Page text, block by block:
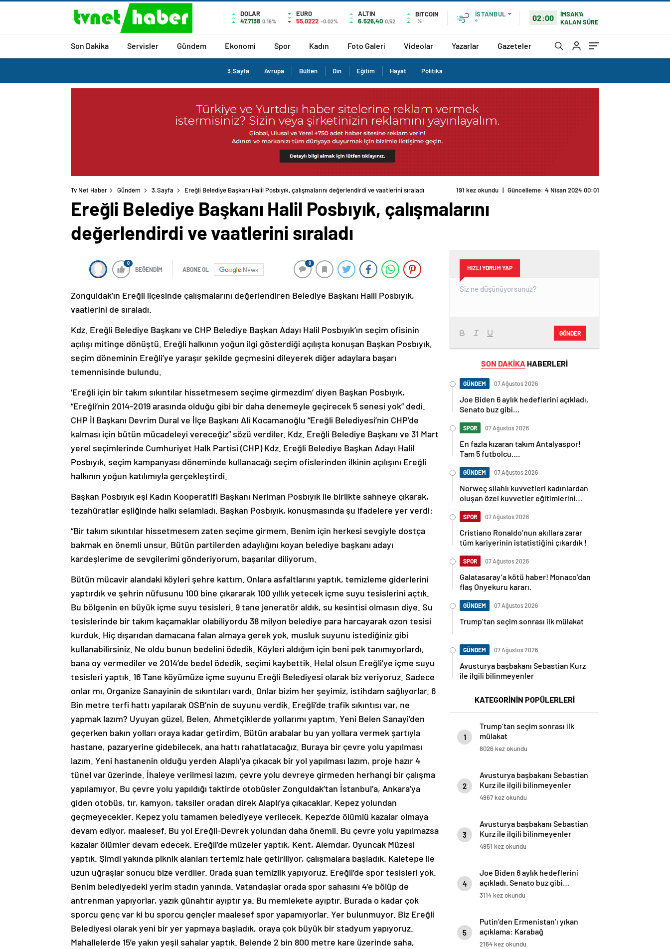
DOLAR
47,7138 0.16%
EURO
55,0222 -0.02%
ALTIN
6.526,40 0,52
BITCOIN
%
İSTANBUL
°
02:00
İMSAK'A
KALAN SÜRE
Son Dakika Servisler Gündem Ekonomi Spor Kadın Foto Galeri Videolar Yazarlar Gazeteler
3.Sayfa Avrupa Bülten Din Eğitim Hayat Politika
Tv Net Haber Gündem 3.Sayfa Ereğli Belediye Başkanı Halil Posbıyık, çalışmalarını değerlendirdi ve vaatlerini sıraladı 191 kez okundu | Güncelleme: 4 Nisan 2024 00:01
Ereğli Belediye Başkanı Halil Posbıyık, çalışmalarını
değerlendirdi ve vaatlerini sıraladı
0
BEĞENDİM ABONE OL News
0
Zonguldak’ın Ereğli ilçesinde çalışmalarını değerlendiren Belediye Başkanı Halil Posbıyık,
vaatlerini de sıraladı.
Kdz. Ereğli Belediye Başkanı ve CHP Belediye Başkan Adayı Halil Posbıyık’ın seçim ofisinin
açılışı mitinge dönüştü. Ereğli halkının yoğun ilgi gösterdiği açılışta konuşan Başkan Posbıyık,
seçim döneminin Ereğli’ye yaraşır şekilde geçmesini dileyerek diğer adaylara başarı
temennisinde bulundu.
‘Ereğli için bir takım sıkıntılar hissetmesem seçime girmezdim’ diyen Başkan Posbıyık,
“Ereğli’nin 2014-2019 arasında olduğu gibi bir daha denemeyle geçirecek 5 senesi yok” dedi.
CHP İl Başkanı Devrim Dural ve İlçe Başkanı Ali Kocamanoğlu “Ereğli Belediyesi’nin CHP’de
kalması için bütün mücadeleyi vereceğiz” sözü verdiler. Kdz. Ereğli Belediye Başkanı ve 31 Mart
yerel seçimlerinde Cumhuriyet Halk Partisi (CHP) Kdz. Ereğli Belediye Başkan Adayı Halil
Posbıyık, seçim kampanyası döneminde kullanacağı seçim ofislerinden ilkinin açılışını Ereğli
halkının yoğun katılımıyla gerçekleştirdi.
Başkan Posbıyık eşi Kadın Kooperatifi Başkanı Neriman Posbıyık ile birlikte sahneye çıkarak,
tezahüratlar eşliğinde halkı selamladı. Başkan Posbıyık, konuşmasında şu ifadelere yer verdi:
“Bir takım sıkıntılar hissetmesem zaten seçime girmem. Benim için herkesi sevgiyle dostça
bakmak en önemli unsur. Bütün partilerden adaylığını koyan belediye başkanı adayı
kardeşlerime de sevgilerimi gönderiyorum, başarılar diliyorum.
Bütün mücavir alandaki köyleri şehre kattım. Onlara asfaltlarını yaptık, temizleme giderlerini
yaptırdık ve şehrin nüfusunu 100 bine çıkararak 100 yıllık yetecek içme suyu tesislerini açtık.
Bu bölgenin en büyük içme suyu tesisleri. 9 tane jeneratör aldık, su kesintisi olmasın diye. Su
tesislerinde bir takım kaçamaklar olabiliyordu 38 milyon belediye para harcayarak ozon tesisi
kurduk. Hiç dışarıdan damacana falan almaya gerek yok, musluk suyunu istediğiniz gibi
kullanabilirsiniz. Ne oldu bunun bedelini ödedik. Köyleri aldığım için beni pek tanımıyorlardı,
bana oy vermediler ve 2014’de bedel ödedik, seçimi kaybettik. Helal olsun Ereğli’ye içme suyu
tesisleri yaptık. 16 Tane köyümüze içme suyunu Ereğli Belediyesi olarak biz veriyoruz. Sadece
onlar mı, Organize Sanayinin de sıkıntıları vardı. Onlar bizim her şeyimiz, istihdam sağlıyorlar. 6
Bin metre terfi hattı yapılarak OSB’nin de suyunu verdik. Ereğli’de trafik sıkıntısı var, ne
yapmak lazım? Uyuyan güzel, Belen, Ahmetçiklerde yollarımı yaptım. Yeni Belen Sanayi’den
geçerken bakın yolları oraya kadar getirdim. Bütün arabalar bu yan yollara vermek şartıyla
hastane, pazaryerine gidebilecek, ana hattı rahatlatacağız. Buraya bir çevre yolu yapılması
lazım. Yeni hastanenin olduğu yerden Alaplı’ya çıkacak bir yol yapılması lazım, proje hazır 4
tünel var üzerinde. İhaleye verilmesi lazım, çevre yolu devreye girmeden herhangi bir çalışma
yapılamıyor. Bu çevre yolu yapıldığı taktirde otobüsler Zonguldak’tan İstanbul’a, Ankara’ya
giden otobüs, tır, kamyon, taksiler oradan direk Alaplı’ya çıkacaklar. Kepez yolundan
geçmeyecekler. Kepez yolu tamamen belediyeye verilecek. Kepez’de ölümlü kazalar olmaya
devam ediyor, maalesef. Bu yol Ereğli-Devrek yolundan daha önemli. Bu çevre yolu yapılmazsa
kazalar ölümler devam edecek. Ereğli’de müzeler yaptık, Kent, Alemdar, Oyuncak Müzesi
yaptık. Şimdi yakında piknik alanları tertemiz hale getiriliyor, çalışmalara başladık. Kaletepe ile
uzun uğraşlar sonucu bize verdiler. Orada şuan temizlik yapıyoruz. Ereğli’de spor tesisleri yok.
Benim belediyedeki yerim stadın yanında. Vatandaşlar orada spor sahasını 4’e bölüp de
antrenman yapıyorlar, yazık günahtır ayıptır ya. Bu memlekete ayıptır. Burada o kadar çok
sporcu genç var ki bu sporcu gençler maalesef spor yapamıyorlar. Yer bulunmuyor. Biz Ereğli
Belediyesi olarak yeni bir yer yapmaya başladık, oraya çok büyük bir stadyum yapıyoruz.
Mahallelerde 15’e yakın yeşil sahalar yaptık. Belende 2 bin 800 metre kare üzerinde saha,
HIZLI YORUM YAP
GÖNDER
SON DAKİKA HABERLERİ
GÜNDEM 07 Ağustos 2026
Joe Biden 6 aylık hedeflerini açıkladı.
Senato buz gibi…
SPOR 07 Ağustos 2026
En fazla kızaran takım Antalyaspor!
Tam 5 futbolcu….
GÜNDEM 07 Ağustos 2026
Norweç silahlı kuvvetleri kadınlardan
oluşan özel kuvvetler eğitimlerini
SPOR 07 Ağustos 2026
Cristiano Ronaldo’nun akıllara zarar
tüm kariyerinin istatistiğini çıkardık !
SPOR 07 Ağustos 2026
Galatasaray’a kötü haber! Monaco’dan
flaş Onyekuru kararı.
GÜNDEM 07 Ağustos 2026
Trump’tan seçim sonrası ilk mülakat
GÜNDEM 07 Ağustos 2026
Avusturya başbakanı Sebastian Kurz
ile ilgili bilinmeyenler
KATEGORİNİN POPÜLERLERİ
1
Trump’tan seçim sonrası ilk
mülakat
8026 kez okundu
2
Avusturya başbakanı Sebastian
Kurz ile ilgili bilinmeyenler
4967 kez okundu
3
Avusturya başbakanı Sebastian
Kurz ile ilgili bilinmeyenler
4951 kez okundu
4
Joe Biden 6 aylık hedeflerini
açıkladı. Senato buz gibi…
3114 kez okundu
5
Putin’den Ermenistan’ı yıkan
açıklama: Karabağ
Azerbaycan’ın ayrılmaz bir
2164 kez okundu